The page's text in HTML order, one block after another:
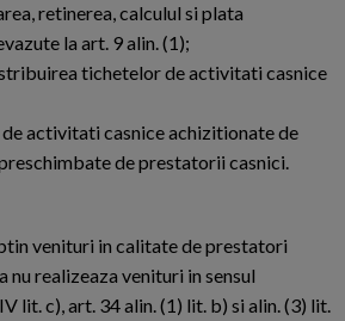
retinerea, calculul si plata
la art. 9 alin. (1);
tichetelor de activitati casnice
activitati casnice achizitionate de
de prestatorii casnici.
venituri in calitate de prestatori
nu realizeaza venituri in sensul
lit. c), art. 34 alin. (1) lit. b) si alin. (3) lit.